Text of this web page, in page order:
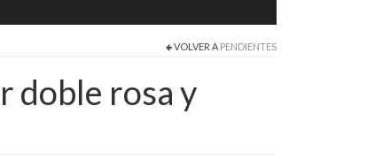
VOLVER A PENDIENTES
doble rosa y